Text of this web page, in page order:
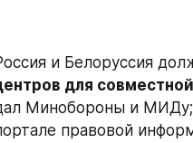
и Белоруссия
для
Минобороны и МИДу;
правовой